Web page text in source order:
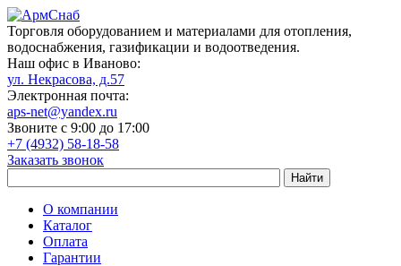
Торговля оборудованием и материалами для отопления,
водоснабжения, газификации и водоотведения.
Наш офис в Иваново:
ул. Некрасова, д.57
Электронная почта:
aps-net@yandex.ru
Звоните с 9:00 до 17:00
+7 (4932) 58-18-58
Заказать звонок
О компании
Каталог
Оплата
Гарантии